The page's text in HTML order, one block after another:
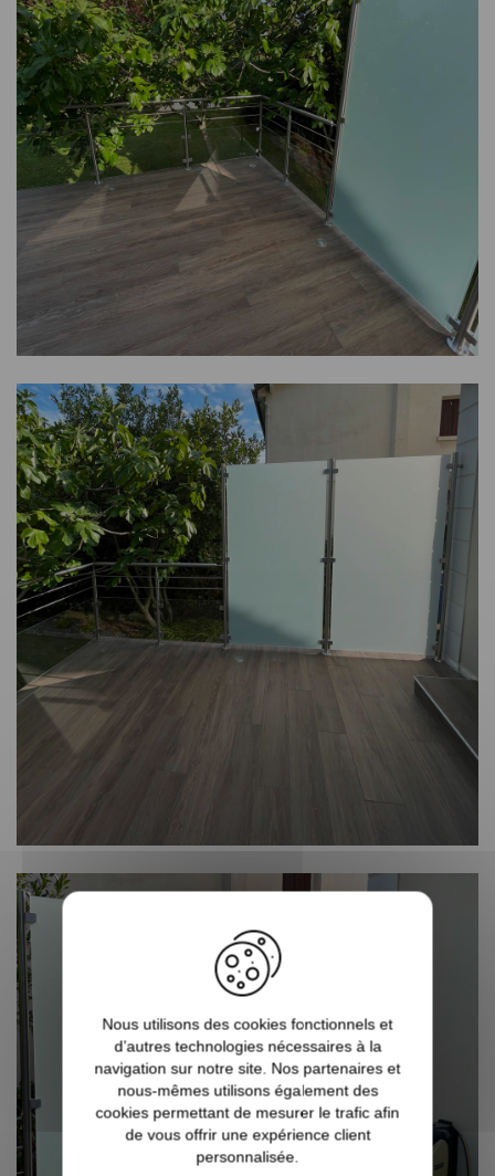
Nous utilisons des cookies fonctionnels et
d’autres technologies nécessaires à la
navigation sur notre site. Nos partenaires et
nous-mêmes utilisons également des
cookies permettant de mesurer le trafic afin
de vous offrir une expérience client
personnalisée.